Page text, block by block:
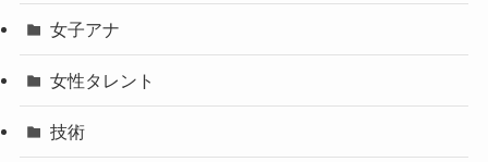
女子アナ
女性タレント
技術